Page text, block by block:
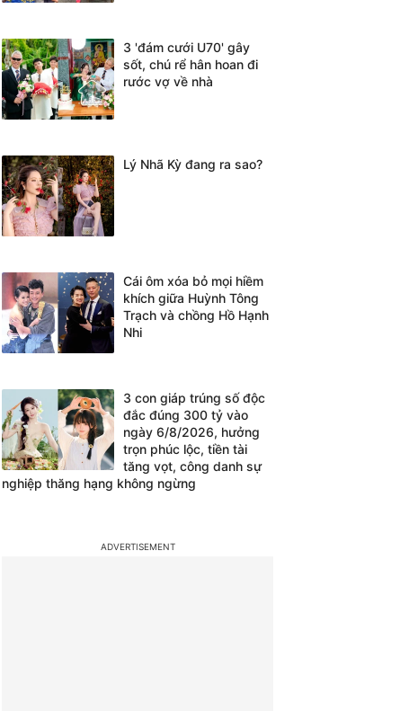
3 'đám cưới U70' gây
sốt, chú rể hân hoan đi
rước vợ về nhà
Lý Nhã Kỳ đang ra sao?
Cái ôm xóa bỏ mọi hiềm
khích giữa Huỳnh Tông
Trạch và chồng Hồ Hạnh
Nhi
3 con giáp trúng số độc
đắc đúng 300 tỷ vào
ngày 6/8/2026, hưởng
trọn phúc lộc, tiền tài
tăng vọt, công danh sự
nghiệp thăng hạng không ngừng